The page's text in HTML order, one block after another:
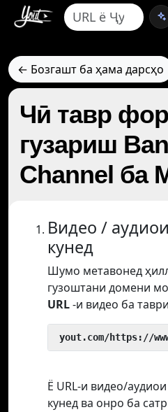
← Бозгашт ба ҳама дарсҳо
Чӣ тавр
гузариш
Channel ба
Видео /
кунед
Шумо метавонед
гузоштани домени
URL-и видео ба
yout.com/https://
Ё URL-и видео/
кунед ва онро ба